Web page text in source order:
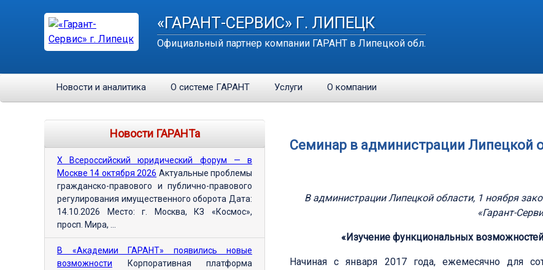
«ГАРАНТ-СЕРВИС» Г. ЛИПЕЦК
Официальный партнер компании ГАРАНТ в Липецкой обл.
Новости и аналитика О системе ГАРАНТ Услуги О компании
Семинар в администрации Липецкой
В администрации Липецкой области, 1 ноября
«Гарант-
«Изучение функциональных
Начиная с января 2017 года, ежемесячно для
Новости ГАРАНТа
Х Всероссийский юридический форум — в
Москве 14 октября 2026 Актуальные проблемы
гражданско-правового и публично-правового
регулирования имущественного оборота Дата:
14.10.2026 Место: г. Москва, КЗ «Космос»,
просп. Мира, ...
В «Академии ГАРАНТ» появились новые
возможности Корпоративная платформа